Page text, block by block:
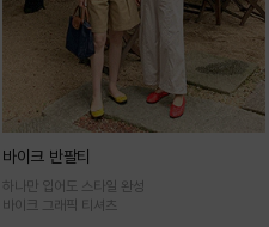
바이크 반팔티
하나만 입어도 스타일 완성
바이크 그래픽 티셔츠